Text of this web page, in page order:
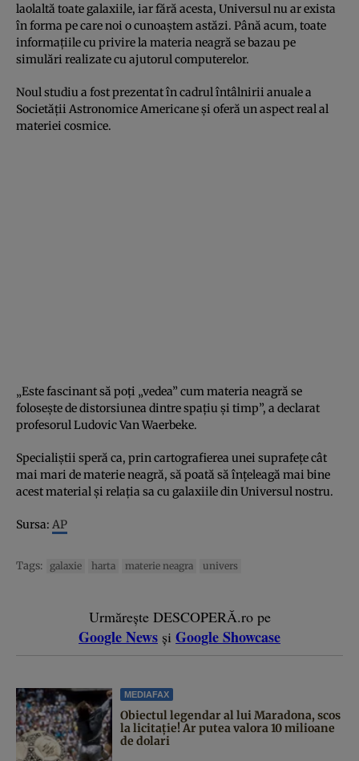
laolaltă toate galaxiile, iar fără acesta, Universul nu ar exista
în forma pe care noi o cunoaştem astăzi. Până acum, toate
informaţiile cu privire la materia neagră se bazau pe
simulări realizate cu ajutorul computerelor.
Noul studiu a fost prezentat în cadrul întâlnirii anuale a
Societăţii Astronomice Americane şi oferă un aspect real al
materiei cosmice.
„Este fascinant să poţi „vedea” cum materia neagră se
foloseşte de distorsiunea dintre spaţiu şi timp”, a declarat
profesorul Ludovic Van Waerbeke.
Specialiştii speră ca, prin cartografierea unei suprafeţe cât
mai mari de materie neagră, să poată să înţeleagă mai bine
acest material şi relaţia sa cu galaxiile din Universul nostru.
Sursa: AP
Tags: galaxie harta materie neagra univers
Urmărește DESCOPERĂ.ro pe
Google News și Google Showcase
MEDIAFAX
Obiectul legendar al lui Maradona, scos
la licitație! Ar putea valora 10 milioane
de dolari